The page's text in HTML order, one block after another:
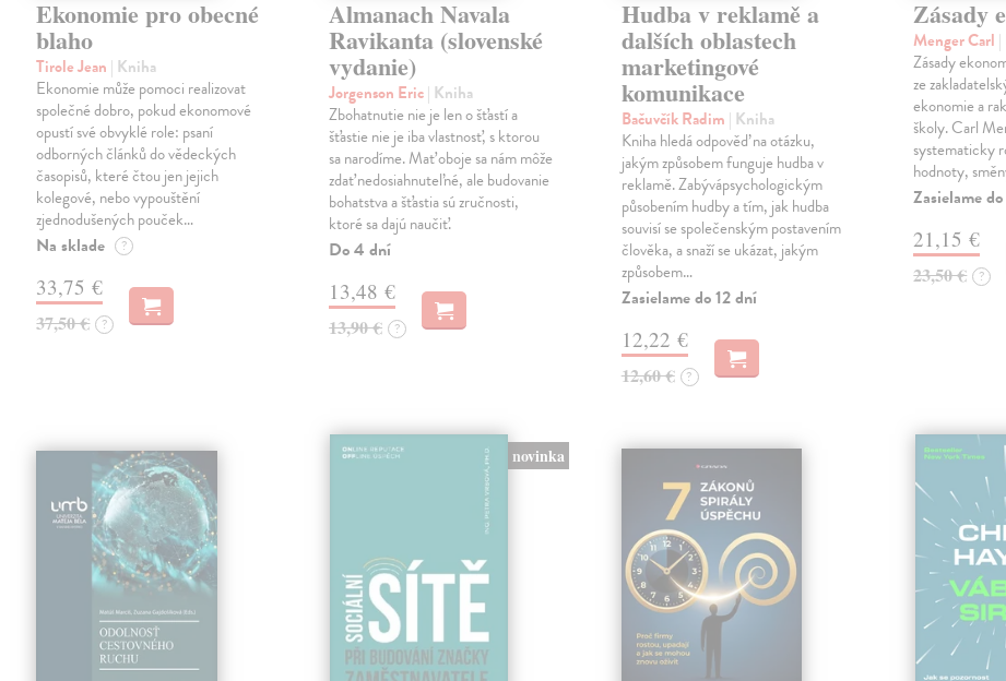
Ekonomie pro obecné
blaho
Tirole Jean | Kniha
Ekonomie může pomoci realizovat
společné dobro, pokud ekonomové
opustí své obvyklé role: psaní
odborných článků do vědeckých
časopisů, které čtou jen jejich
kolegové, nebo vypouštění
zjednodušených pouček…
Na sklade ?
33,75 €
37,50 € ?
Almanach Navala
Ravikanta (slovenské
vydanie)
Jorgenson Eric| Kniha
Zbohatnutie nie je len o šťastí a
šťastie nie je iba vlastnosť, s ktorou
sa narodíme. Mať oboje sa nám môže
zdať nedosiahnuteľné, ale budovanie
bohatstva a šťastia sú zručnosti,
ktoré sa dajú naučiť.
Do 4 dní
13,48 €
13,90 € ?
Hudba v reklamě a
dalších oblastech
marketingové
komunikace
Bačuvčík Radim | Kniha
Kniha hledá odpověď na otázku,
jakým způsobem funguje hudba v
reklamě. Zabývápsychologickým
působením hudby a tím, jak hudba
souvisí se společenským postavením
člověka, a snaží se ukázat, jakým
způsobem…
Zasielame do 12 dní
12,22 €
12,60 € ?
Zásady
Menger Carl |
Zásady
ze
ekonomie a
školy. Carl
systematicky
hodnoty,
Zasielame
21,15 €
23,50 € ?
novinka